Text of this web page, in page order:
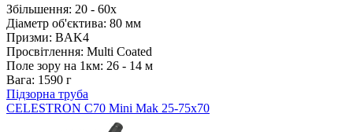
Збільшення: 20 - 60x
Діаметр об'єктива: 80 мм
Призми: BAK4
Просвітлення: Multi Coated
Поле зору на 1км: 26 - 14 м
Вага: 1590 г
Підзорна труба
CELESTRON C70 Mini Mak 25-75x70